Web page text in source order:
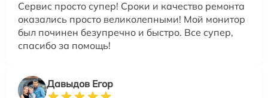
Сервис просто супер! Сроки и качество ремонта
оказались просто великолепными! Мой монитор
был починен безупречно и быстро. Все супер,
спасибо за помощь!
Давыдов Егор